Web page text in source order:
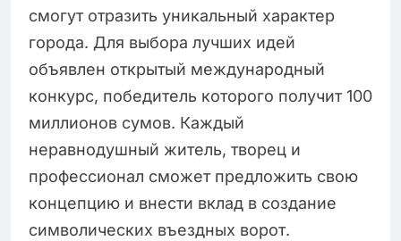
смогут отразить уникальный характер
города. Для выбора лучших идей
объявлен открытый международный
конкурс, победитель которого получит 100
миллионов сумов. Каждый
неравнодушный житель, творец и
профессионал сможет предложить свою
концепцию и внести вклад в создание
символических въездных ворот.